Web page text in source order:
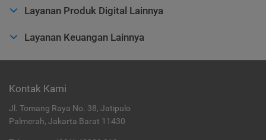
Layanan Produk Digital Lainnya
Layanan Keuangan Lainnya
Kontak Kami
Jl. Tomang Raya No. 38, Jatipulo
Palmerah, Jakarta Barat 11430